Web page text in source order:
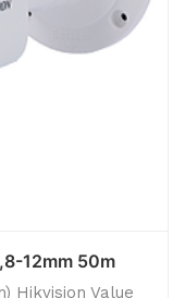
12mm 50m
Hikvision Value